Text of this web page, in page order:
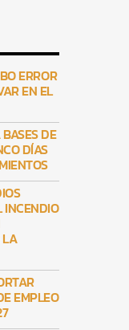
ERROR
EN EL
DE
DÍAS
INCENDIO
LA
EMPLEO